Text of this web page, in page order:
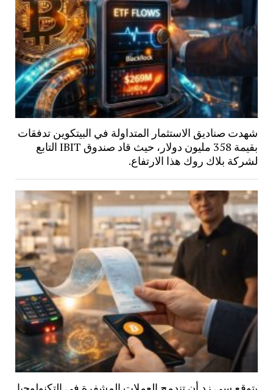
شهدت صناديق الاستثمار المتداولة في البيتكوين تدفقات
بقيمة 358 مليون دولار، حيث قاد صندوق IBIT التابع
لشركة بلاك روك هذا الارتفاع.